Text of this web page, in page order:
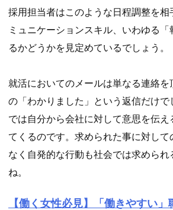
採用担当者はこのような日程調整を相
ミュニケーションスキル、いわゆる
るかどうかを見定めているでしょう。
就活においてのメールは単なる連絡を
の「わかりました」という返信だけ
では自分から会社に対して意思を伝え
てくるのです。求められた事に対し
なく自発的な行動も社会では求められ
ね。
【働く女性必見】「働きやすい」